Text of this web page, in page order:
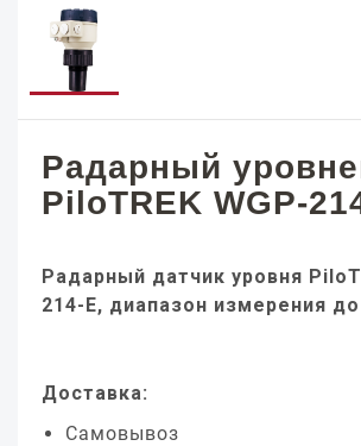
Радарный
PiloTREK WGP-
Радарный датчик уровня
214-E, диапазон измерения
Доставка:
Самовывоз